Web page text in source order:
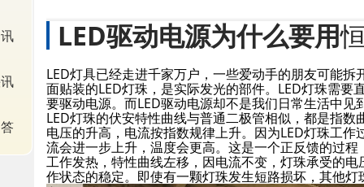
LED驱动电源为什么要用
LED灯具已经走进千家万户，一些爱动手的朋友可能
面贴装的LED灯珠，是实际发光的部件。LED灯珠需
要驱动电源。而LED驱动电源却不是我们日常生活中
LED灯珠的伏安特性曲线与普通二极管相似，都是指
电压的升高，电流按指数规律上升。因为LED灯珠工
流会进一步上升，温度会更高。这是一个正反馈的过
工作发热，特性曲线左移，因电流不变，灯珠承受的
作状态的稳定。即使有一颗灯珠发生短路损坏，其他灯